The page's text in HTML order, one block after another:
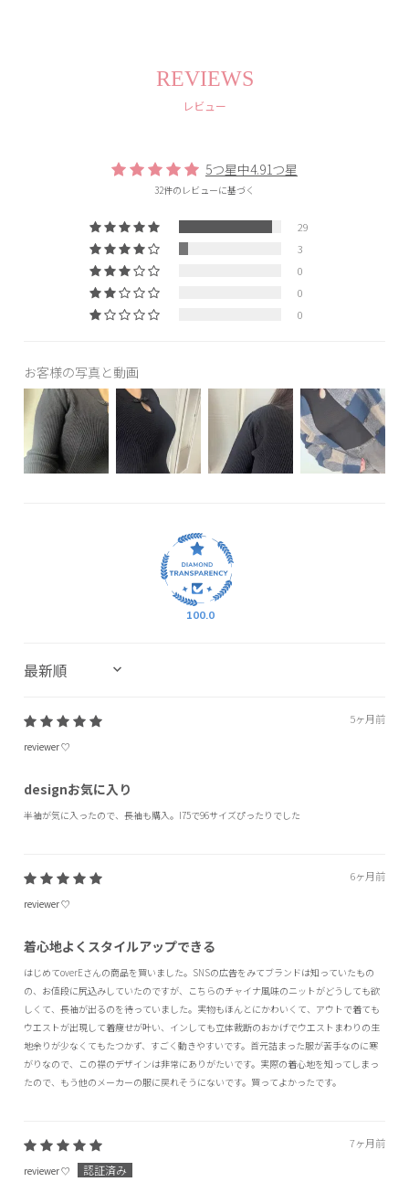
REVIEWS
レビュー
5つ星中4.91つ星
32件のレビューに基づく
29
3
0
0
0
お客様の写真と動画
100.0
SORT BY
5ヶ月前
reviewer ♡
designお気に入り
半袖が気に入ったので、長袖も購入。I75で96サイズぴったりでした
6ヶ月前
reviewer ♡
着心地よくスタイルアップできる
はじめてoverEさんの商品を買いました。SNSの広告をみてブランドは知っていたもの
の、お値段に尻込みしていたのですが、こちらのチャイナ風味のニットがどうしても欲
しくて、長袖が出るのを待っていました。実物もほんとにかわいくて、アウトで着ても
ウエストが出現して着痩せが叶い、インしても立体裁断のおかげでウエストまわりの生
地余りが少なくてもたつかず、すごく動きやすいです。首元詰まった服が苦手なのに寒
がりなので、この襟のデザインは非常にありがたいです。実際の着心地を知ってしまっ
たので、もう他のメーカーの服に戻れそうにないです。買ってよかったです。
7ヶ月前
reviewer ♡